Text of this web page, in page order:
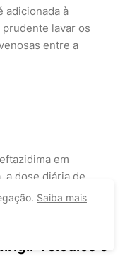
adicionada à
lavar os
entre a
em
a dose diária de
exceder 3 g,
veículos e
Saiba mais